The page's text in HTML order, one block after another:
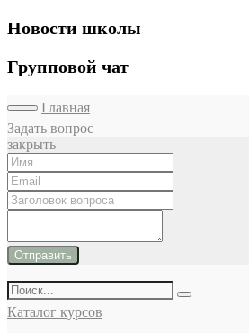
Новости школы
Групповой чат
Главная
Задать вопрос
закрыть
Отправить
Каталог курсов